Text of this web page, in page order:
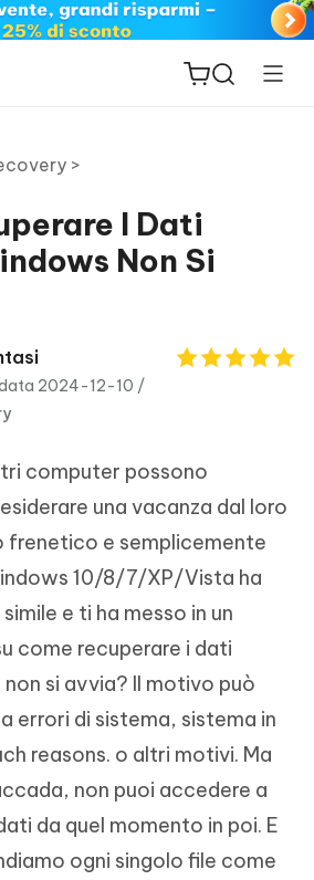
New
>
I Dati
Non Si
2024-12-10 /
computer possono
una vacanza dal loro
frenetico e semplicemente
10/8/7/XP/Vista ha
e ti ha messo in un
come recuperare i dati
si avvia? Il motivo può
errori di sistema, sistema in
reasons. o altri motivi. Ma
non puoi accedere a
da quel momento in poi. E
ogni singolo file come